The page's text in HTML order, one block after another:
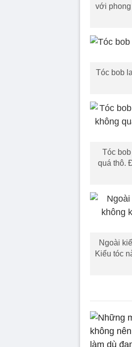
với phong
Tóc bob
Tóc
quá thô.
Ngoài
Kiểu tóc